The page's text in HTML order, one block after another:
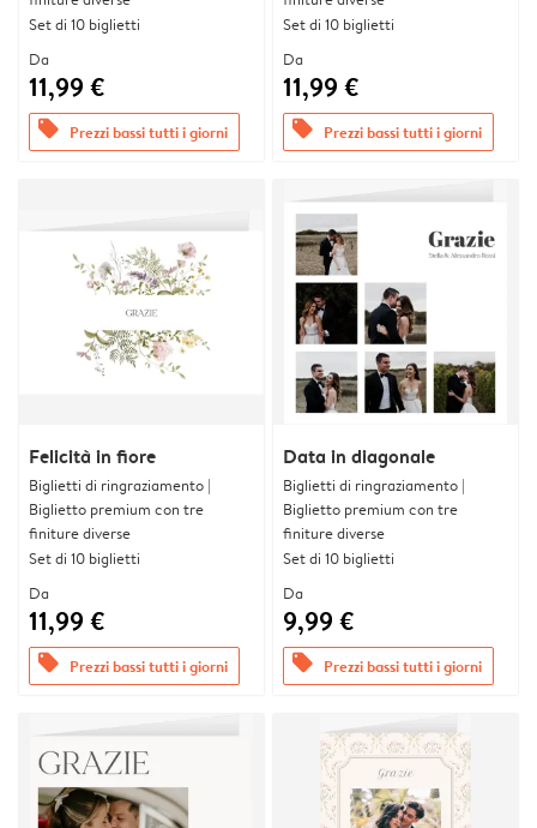
Set di 10 biglietti
Da
11,99 €
offers Prezzi bassi tutti i giorni
Set di 10 biglietti
Da
11,99 €
offers Prezzi bassi tutti i giorni
Felicità in fiore
Biglietti di ringraziamento |
Biglietto premium con tre
finiture diverse
Set di 10 biglietti
Da
11,99 €
offers Prezzi bassi tutti i giorni
Data in diagonale
Biglietti di ringraziamento |
Biglietto premium con tre
finiture diverse
Set di 10 biglietti
Da
9,99 €
offers Prezzi bassi tutti i giorni